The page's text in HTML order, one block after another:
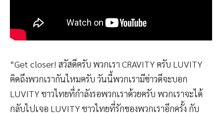
“Get closer! สวัสดีครับ พวกเรา CRAVITY ครับ LUVITY
คิดถึงพวกเรากันไหมครับ วันนี้พวกเรามีข่าวดีจะบอก
LUVITY ชาวไทยที่กำลังรอพวกเราด้วยครับ พวกเราจะได้
กลับไปเจอ LUVITY ชาวไทยที่รักของพวกเราอีกครั้ง กับ